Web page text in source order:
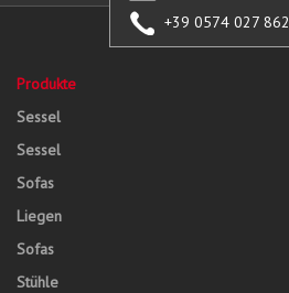
+39 0574 027 862
Produkte
Sessel
Sessel
Sofas
Liegen
Sofas
Stühle